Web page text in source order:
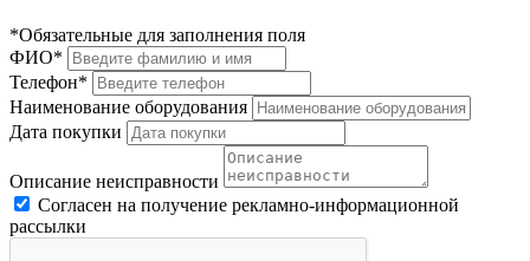
*Обязательные для заполнения поля
ФИО*
Телефон*
Наименование оборудования
Дата покупки
Описание неисправности
Согласен на получение рекламно-информационной
рассылки